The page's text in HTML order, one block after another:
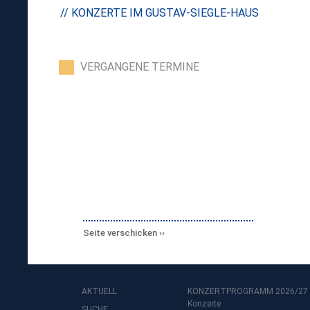
// KONZERTE IM GUSTAV-SIEGLE-HAUS
VERGANGENE TERMINE
Seite verschicken
AKTUELL
KONZERTPROGRAMM 2026/27
Konzerte